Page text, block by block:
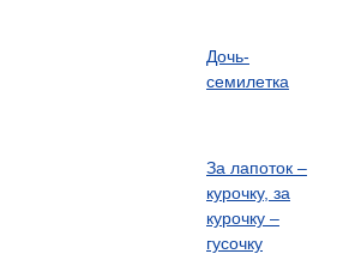
Дочь-
семилетка
За лапоток –
курочку, за
курочку –
гусочку